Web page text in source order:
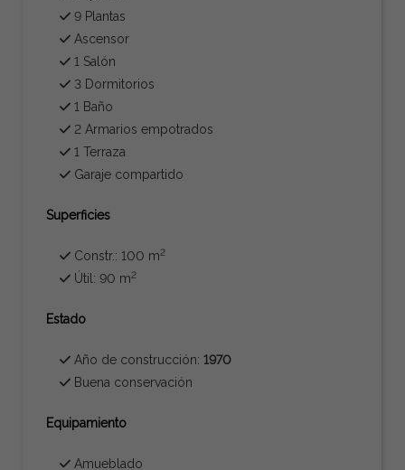
9 Plantas
Ascensor
1 Salón
3 Dormitorios
1 Baño
2 Armarios empotrados
1 Terraza
Garaje compartido
Superficies
Constr.: 100 m2
Útil: 90 m2
Estado
Año de construcción:1970
Buena conservación
Equipamiento
Amueblado